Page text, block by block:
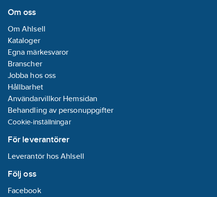
Om oss
Om Ahlsell
Kataloger
Egna märkesvaror
Branscher
Jobba hos oss
Hållbarhet
Användarvillkor Hemsidan
Behandling av personuppgifter
Cookie-inställningar
För leverantörer
Leverantör hos Ahlsell
Följ oss
Facebook